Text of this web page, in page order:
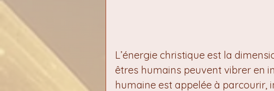
L’énergie christique est la
êtres humains peuvent vibrer en
humaine est appelée à parcourir,